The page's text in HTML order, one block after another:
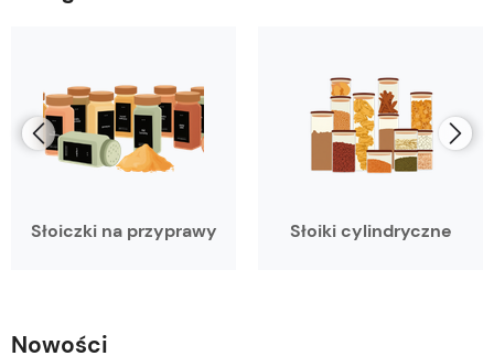
Słoiczki na przyprawy Słoiki cylindryczne
Nowości